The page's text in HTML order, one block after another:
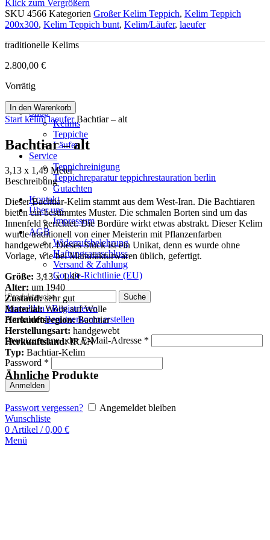
Shop
Kelims
Teppiche
Läufer
Service
Teppichreinigung
Teppichreparatur teppichrestauration berlin
Gutachten
Kontakt
Über uns
Impressum
AGB
Widerrufsbelehrung
Haftungsausschluss
Versand & Zahlung
Cookie-Richtlinie (EU)
Suche
Anmelden / Registrieren
AnmeldenBenutzerkonto erstellen
Benutzername oder E-Mail-Adresse *
Password *
Anmelden
Passwort vergessen?
Angemeldet bleiben
Wunschliste
0 Artikel / 0,00 €
Menü
Klick zum Vergrößern
SKU 4566 Kategorien Großer Kelim Teppich, Kelim Teppich
200x300, Kelim Teppich bunt, Kelim/Läufer, laeufer
traditionelle Kelims
2.800,00 €
Vorrätig
In den Warenkorb
Start kelimlaeuferBachtiar – alt
Bachtiar – alt
3,13 x 1,49 Meter
Beschreibung
Dieser Bachtiar-Kelim stammt aus dem West-Iran. Die Bachtiaren
bieten ein bestimmtes Muster. Die schmalen Borten sind um das
Innenfeld gerichtet. Die Bordüre wirkt etwas abstrakt. Dieser Kelim
wurde traditionell von einer Meisterin mit Pflanzenfarben
handgewebt. Dieses Stück ist ein Unikat, denn es wurde ohne
Vorlage, wie bei Manufakturwaren üblich, gefertigt.
Größe: 3,13 x 1,49
Alter: um 1940
Zustand:sehr gut
Material:Wolle auf Wolle
Herkunftsregion:Bachtiar
Herstellungsart: handgewebt
Herkunftsland:IRAN
Typ: Bachtiar-Kelim
Ähnliche Produkte